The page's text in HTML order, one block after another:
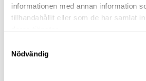
informationen med annan information
tillhandahållit eller som de har samlat
Nödvändig